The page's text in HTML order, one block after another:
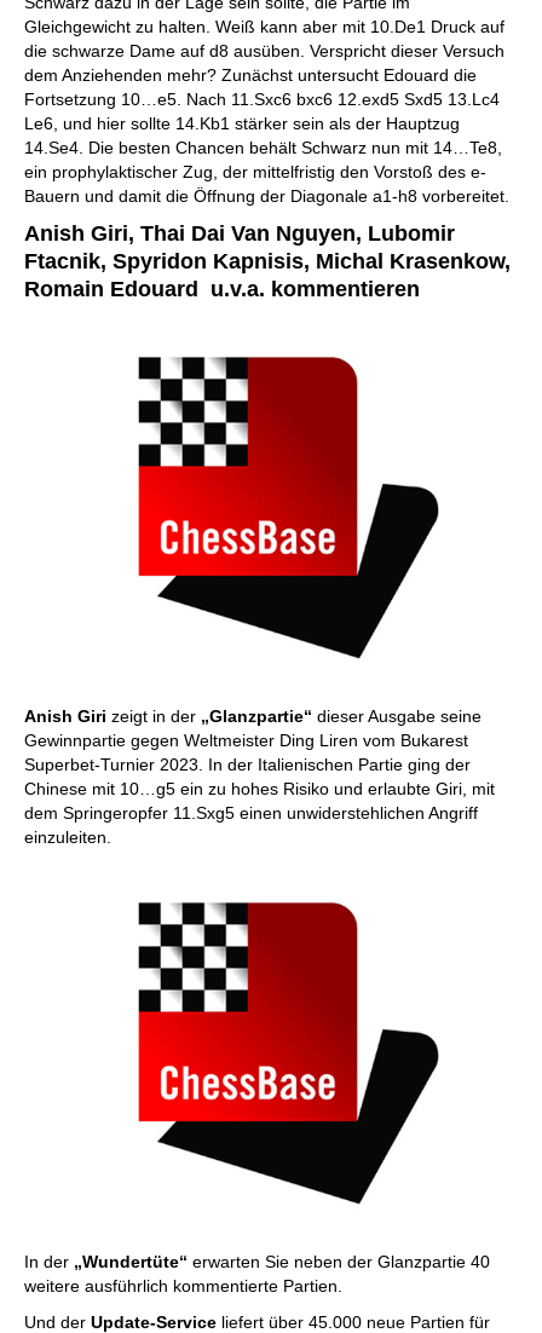
Gleichgewicht zu halten. Weiß kann aber mit 10.De1 Druck auf
die schwarze Dame auf d8 ausüben. Verspricht dieser Versuch
dem Anziehenden mehr? Zunächst untersucht Edouard die
Fortsetzung 10…e5. Nach 11.Sxc6 bxc6 12.exd5 Sxd5 13.Lc4
Le6, und hier sollte 14.Kb1 stärker sein als der Hauptzug
14.Se4. Die besten Chancen behält Schwarz nun mit 14…Te8,
ein prophylaktischer Zug, der mittelfristig den Vorstoß des e-
Bauern und damit die Öffnung der Diagonale a1-h8 vorbereitet.
Anish Giri, Thai Dai Van Nguyen, Lubomir
Ftacnik, Spyridon Kapnisis, Michal Krasenkow,
Romain Edouard u.v.a. kommentieren
Anish Giri zeigt in der „Glanzpartie“ dieser Ausgabe seine
Gewinnpartie gegen Weltmeister Ding Liren vom Bukarest
Superbet-Turnier 2023. In der Italienischen Partie ging der
Chinese mit 10…g5 ein zu hohes Risiko und erlaubte Giri, mit
dem Springeropfer 11.Sxg5 einen unwiderstehlichen Angriff
einzuleiten.
In der „Wundertüte“ erwarten Sie neben der Glanzpartie 40
weitere ausführlich kommentierte Partien.
Und der Update-Service liefert über 45.000 neue Partien für